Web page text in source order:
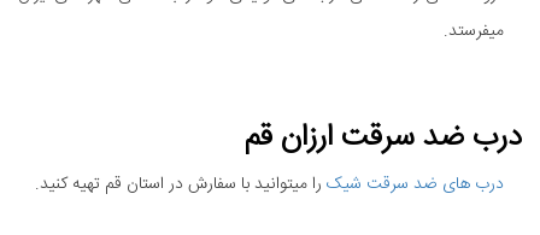
میفرستد.
درب ضد سرقت ارزان قم
درب های ضد سرقت شیک را میتوانید با سفارش در استان قم تهیه کنید.